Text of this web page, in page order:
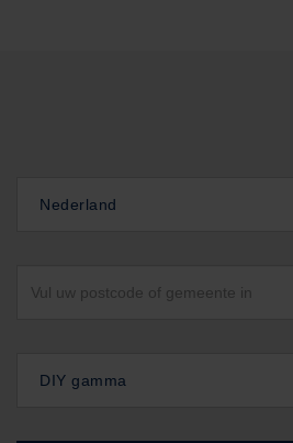
Nederland
DIY gamma